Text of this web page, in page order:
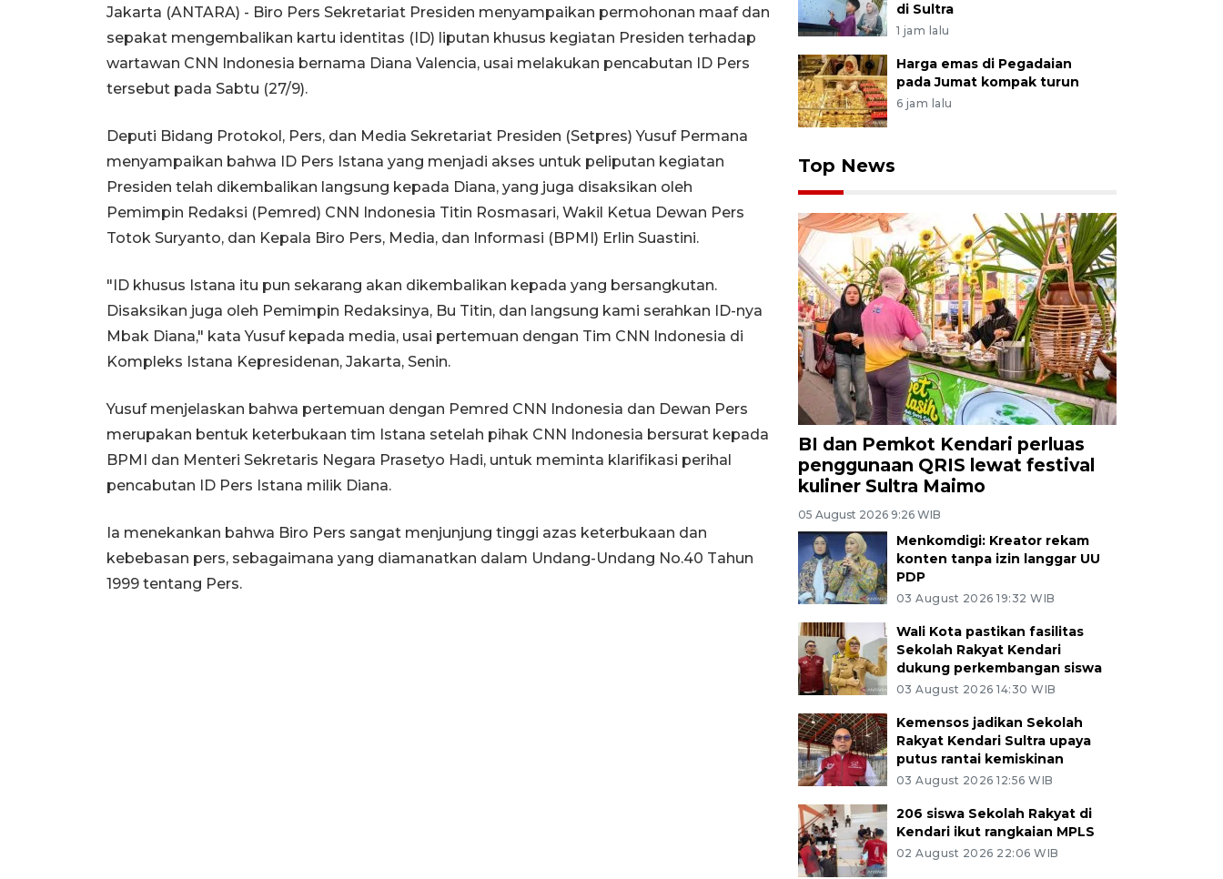
Jakarta (ANTARA) - Biro Pers Sekretariat Presiden menyampaikan permohonan maaf dan
sepakat mengembalikan kartu identitas (ID) liputan khusus kegiatan Presiden terhadap
wartawan CNN Indonesia bernama Diana Valencia, usai melakukan pencabutan ID Pers
tersebut pada Sabtu (27/9).
Deputi Bidang Protokol, Pers, dan Media Sekretariat Presiden (Setpres) Yusuf Permana
menyampaikan bahwa ID Pers Istana yang menjadi akses untuk peliputan kegiatan
Presiden telah dikembalikan langsung kepada Diana, yang juga disaksikan oleh
Pemimpin Redaksi (Pemred) CNN Indonesia Titin Rosmasari, Wakil Ketua Dewan Pers
Totok Suryanto, dan Kepala Biro Pers, Media, dan Informasi (BPMI) Erlin Suastini.
"ID khusus Istana itu pun sekarang akan dikembalikan kepada yang bersangkutan.
Disaksikan juga oleh Pemimpin Redaksinya, Bu Titin, dan langsung kami serahkan ID-nya
Mbak Diana," kata Yusuf kepada media, usai pertemuan dengan Tim CNN Indonesia di
Kompleks Istana Kepresidenan, Jakarta, Senin.
Yusuf menjelaskan bahwa pertemuan dengan Pemred CNN Indonesia dan Dewan Pers
merupakan bentuk keterbukaan tim Istana setelah pihak CNN Indonesia bersurat kepada
BPMI dan Menteri Sekretaris Negara Prasetyo Hadi, untuk meminta klarifikasi perihal
pencabutan ID Pers Istana milik Diana.
Ia menekankan bahwa Biro Pers sangat menjunjung tinggi azas keterbukaan dan
kebebasan pers, sebagaimana yang diamanatkan dalam Undang-Undang No.40 Tahun
1999 tentang Pers.
di Sultra
1 jam lalu
Harga emas di Pegadaian
pada Jumat kompak turun
6 jam lalu
Top News
BI dan Pemkot Kendari perluas
penggunaan QRIS lewat festival
kuliner Sultra Maimo
05 August 2026 9:26 WIB
Menkomdigi: Kreator rekam
konten tanpa izin langgar UU
PDP
03 August 2026 19:32 WIB
Wali Kota pastikan fasilitas
Sekolah Rakyat Kendari
dukung perkembangan siswa
03 August 2026 14:30 WIB
Kemensos jadikan Sekolah
Rakyat Kendari Sultra upaya
putus rantai kemiskinan
03 August 2026 12:56 WIB
206 siswa Sekolah Rakyat di
Kendari ikut rangkaian MPLS
02 August 2026 22:06 WIB